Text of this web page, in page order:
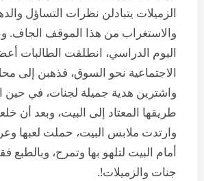
الزميلات يتبادلن نظرات التساؤل
والاستغراب من هذا الموقف الجاف.
اليوم الدراسي، انطلقت الطالبات
الاجتماعية نحو السوق، فذهبن إلى
واشترين هدية جميلة لجنات، في حين
طريقها المعتاد إلى البيت، وبعد أن
وارتدت ملابس البيت، حملت لعبها
أمام البيت لتلهو بها وتمرح، وبالطبع
جنات والزميلات!.